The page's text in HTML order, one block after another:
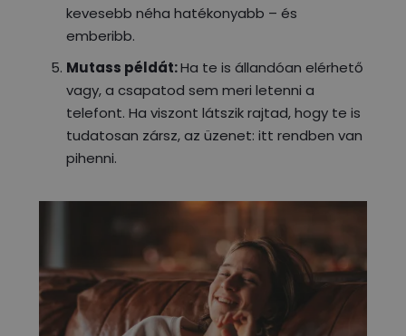
kevesebb néha hatékonyabb – és
emberibb.
Mutass példát:Ha te is állandóan elérhető
vagy, a csapatod sem meri letenni a
telefont. Ha viszont látszik rajtad, hogy te is
tudatosan zársz, az üzenet: itt rendben van
pihenni.